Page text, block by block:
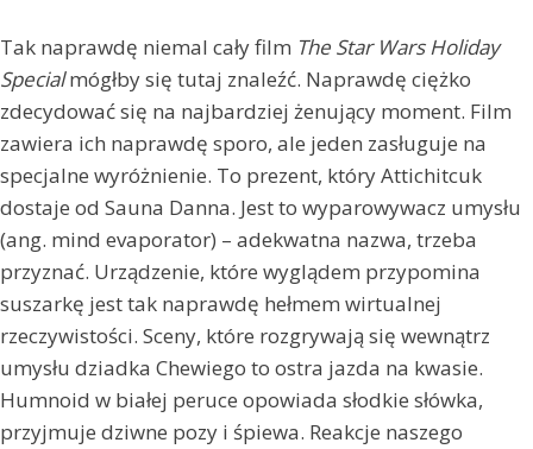
Tak naprawdę niemal cały film The Star Wars Holiday
Specialmógłby się tutaj znaleźć. Naprawdę ciężko
zdecydować się na najbardziej żenujący moment. Film
zawiera ich naprawdę sporo, ale jeden zasługuje na
specjalne wyróżnienie. To prezent, który Attichitcuk
dostaje od Sauna Danna. Jest to wyparowywacz umysłu
(ang. mind evaporator) – adekwatna nazwa, trzeba
przyznać. Urządzenie, które wyglądem przypomina
suszarkę jest tak naprawdę hełmem wirtualnej
rzeczywistości. Sceny, które rozgrywają się wewnątrz
umysłu dziadka Chewiego to ostra jazda na kwasie.
Humnoid w białej peruce opowiada słodkie słówka,
przyjmuje dziwne pozy i śpiewa. Reakcje naszego